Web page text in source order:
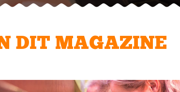
DIT MAGAZINE